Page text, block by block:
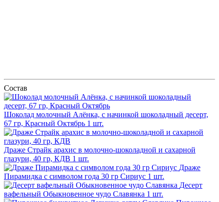
Состав
Шоколад молочный Алёнка, с начинкой шоколадный десерт,
67 гр, Красный Октябрь 1 шт.
Драже Страйк арахис в молочно-шоколадной и сахарной
глазури, 40 гр, КДВ 1 шт.
Драже
Пирамидка с символом года 30 гр Сириус 1 шт.
Десерт
вафельный Обыкновенное чудо Славянка 1 шт.